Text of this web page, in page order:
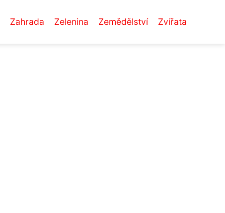
Zahrada Zelenina Zemědělství Zvířata